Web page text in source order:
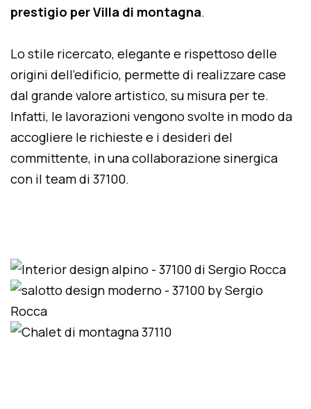
prestigio per Villa di montagna.
Lo stile ricercato, elegante e rispettoso delle
origini dell'edificio, permette di realizzare case
dal grande valore artistico, su misura per te.
Infatti, le lavorazioni vengono svolte in modo da
accogliere le richieste e i desideri del
committente, in una collaborazione sinergica
con il team di 37100.